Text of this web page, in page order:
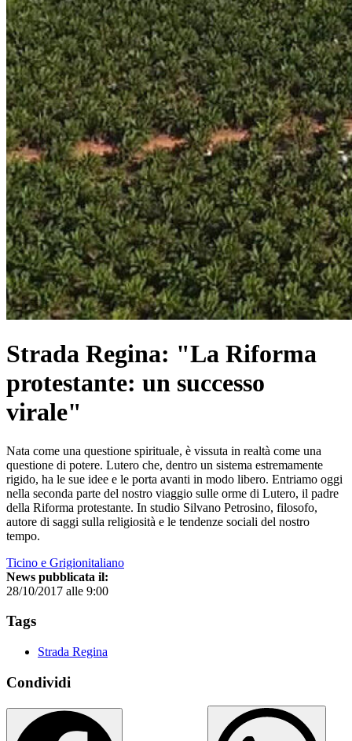
Strada Regina: "La Riforma
protestante: un successo
virale"
Nata come una questione spirituale, è vissuta in realtà come una
questione di potere. Lutero che, dentro un sistema estremamente
rigido, ha le sue idee e le porta avanti in modo libero. Entriamo oggi
nella seconda parte del nostro viaggio sulle orme di Lutero, il padre
della Riforma protestante. In studio Silvano Petrosino, filosofo,
autore di saggi sulla religiosità e le tendenze sociali del nostro
tempo.
Ticino e Grigionitaliano
News pubblicata il:
28/10/2017 alle 9:00
Tags
Strada Regina
Condividi